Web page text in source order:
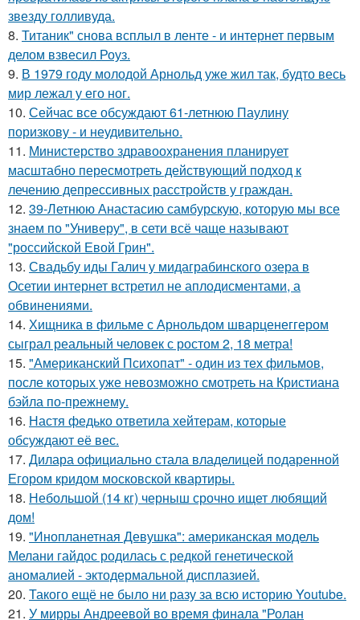
звезду голливуда.
8. Титаник" снова всплыл в ленте - и интернет первым
делом взвесил Роуз.
9. В 1979 году молодой Арнольд уже жил так, будто весь
мир лежал у его ног.
10. Сейчас все обсуждают 61-летнюю Паулину
поризкову - и неудивительно.
11. Министерство здравоохранения планирует
масштабно пересмотреть действующий подход к
лечению депрессивных расстройств у граждан.
12. 39-Летнюю Анастасию самбурскую, которую мы все
знаем по "Универу", в сети всё чаще называют
"российской Евой Грин".
13. Свадьбу иды Галич у мидаграбинского озера в
Осетии интернет встретил не аплодисментами, а
обвинениями.
14. Хищника в фильме с Арнольдом шварценеггером
сыграл реальный человек с ростом 2, 18 метра!
15. "Американский Психопат" - один из тех фильмов,
после которых уже невозможно смотреть на Кристиана
бэйла по-прежнему.
16. Настя федько ответила хейтерам, которые
обсуждают её вес.
17. Дилара официально стала владелицей подаренной
Егором кридом московской квартиры.
18. Небольшой (14 кг) черныш срочно ищет любящий
дом!
19. "Инопланетная Девушка": американская модель
Мелани гайдос родилась с редкой генетической
аномалией - эктодермальной дисплазией.
20. Такого ещё не было ни разу за всю историю Youtube.
21. У мирры Андреевой во время финала "Ролан